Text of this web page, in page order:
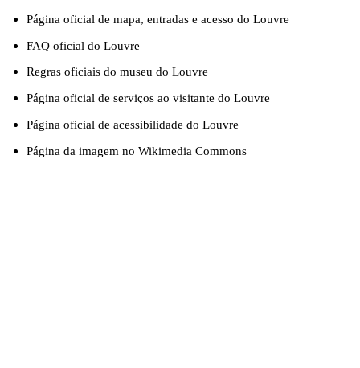
Página oficial de mapa, entradas e acesso do Louvre
FAQ oficial do Louvre
Regras oficiais do museu do Louvre
Página oficial de serviços ao visitante do Louvre
Página oficial de acessibilidade do Louvre
Página da imagem no Wikimedia Commons